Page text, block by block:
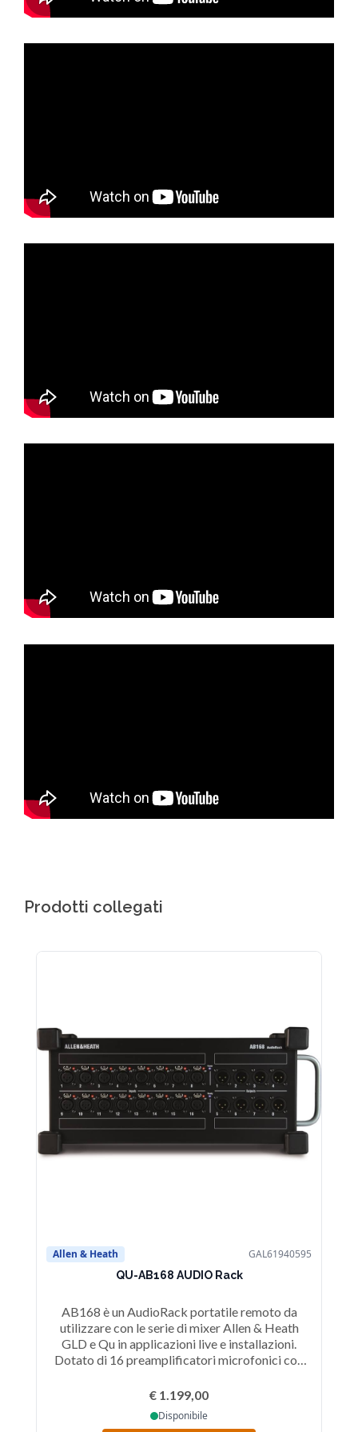
Prodotti collegati
Allen & Heath GAL61940595
QU-AB168 AUDIO Rack
AB168 è un AudioRack portatile remoto da
utilizzare con le serie di mixer Allen & Heath
GLD e Qu in applicazioni live e installazioni.
Dotato di 16 preamplificatori microfonici con
linea XLR, grazie al protocollo dSNAKE di
compatibile con i mixer della gamma Qu e GLD.
€ 1.199,00
Disponibile